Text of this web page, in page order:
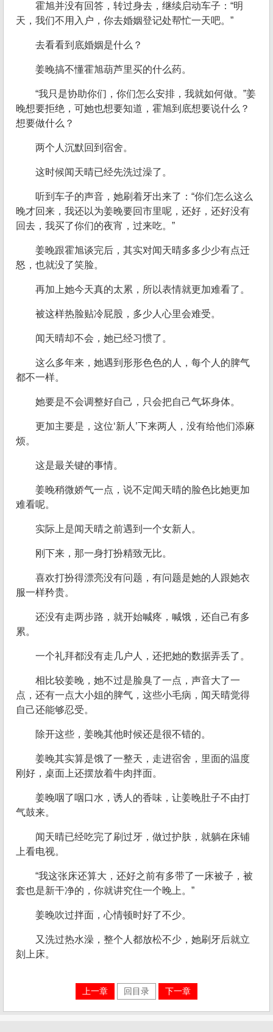
霍旭并没有回答，转过身去，继续启动车子：“明
天，我们不用入户，你去婚姻登记处帮忙一天吧。”
去看看到底婚姻是什么？
姜晚搞不懂霍旭葫芦里买的什么药。
“我只是协助你们，你们怎么安排，我就如何做。”姜
晚想要拒绝，可她也想要知道，霍旭到底想要说什么？
想要做什么？
两个人沉默回到宿舍。
这时候闻天晴已经先洗过澡了。
听到车子的声音，她刷着牙出来了：“你们怎么这么
晚才回来，我还以为姜晚要回市里呢，还好，还好没有
回去，我买了你们的夜宵，过来吃。”
姜晚跟霍旭谈完后，其实对闻天晴多多少少有点迁
怒，也就没了笑脸。
再加上她今天真的太累，所以表情就更加难看了。
被这样热脸贴冷屁股，多少人心里会难受。
闻天晴却不会，她已经习惯了。
这么多年来，她遇到形形色色的人，每个人的脾气
都不一样。
她要是不会调整好自己，只会把自己气坏身体。
更加主要是，这位‘新人’下来两人，没有给他们添麻
烦。
这是最关键的事情。
姜晚稍微娇气一点，说不定闻天晴的脸色比她更加
难看呢。
实际上是闻天晴之前遇到一个女新人。
刚下来，那一身打扮精致无比。
喜欢打扮得漂亮没有问题，有问题是她的人跟她衣
服一样矜贵。
还没有走两步路，就开始喊疼，喊饿，还自己有多
累。
一个礼拜都没有走几户人，还把她的数据弄丢了。
相比较姜晚，她不过是脸臭了一点，声音大了一
点，还有一点大小姐的脾气，这些小毛病，闻天晴觉得
自己还能够忍受。
除开这些，姜晚其他时候还是很不错的。
姜晚其实算是饿了一整天，走进宿舍，里面的温度
刚好，桌面上还摆放着牛肉拌面。
姜晚咽了咽口水，诱人的香味，让姜晚肚子不由打
气鼓来。
闻天晴已经吃完了刷过牙，做过护肤，就躺在床铺
上看电视。
“我这张床还算大，还好之前有多带了一床被子，被
套也是新干净的，你就讲究住一个晚上。”
姜晚吹过拌面，心情顿时好了不少。
又洗过热水澡，整个人都放松不少，她刷牙后就立
刻上床。
上一章 回目录 下一章